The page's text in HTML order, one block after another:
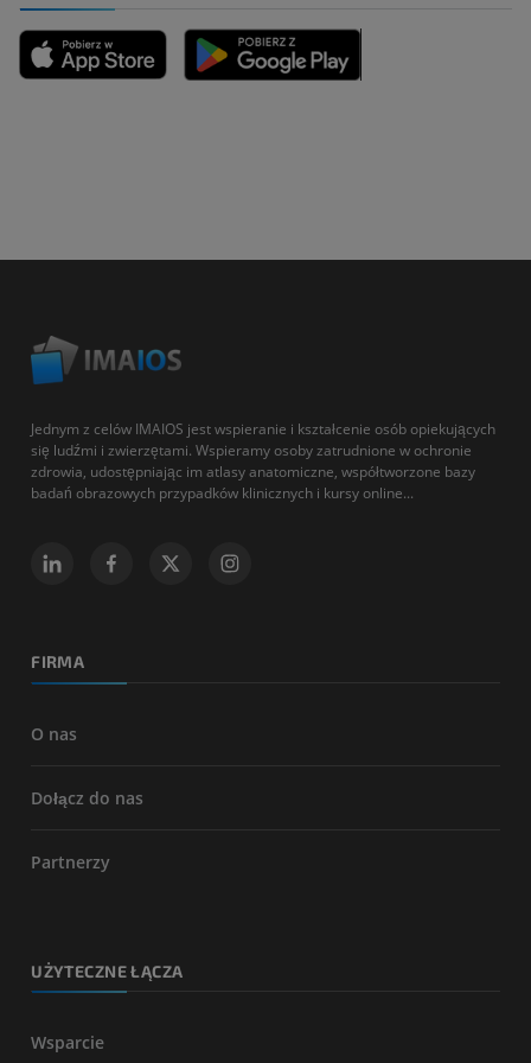
Jednym z celów IMAIOS jest wspieranie i kształcenie osób opiekujących
się ludźmi i zwierzętami. Wspieramy osoby zatrudnione w ochronie
zdrowia, udostępniając im atlasy anatomiczne, współtworzone bazy
badań obrazowych przypadków klinicznych i kursy online...
FIRMA
O nas
Dołącz do nas
Partnerzy
UŻYTECZNE ŁĄCZA
Wsparcie